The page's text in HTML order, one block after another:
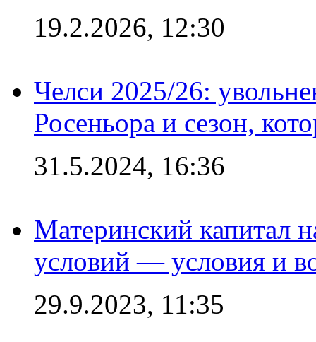
19.2.2026, 12:30
Челси 2025/26:
Росеньора и сезон,
31.5.2024, 16:36
Материнский капитал
условий — условия и
29.9.2023, 11:35